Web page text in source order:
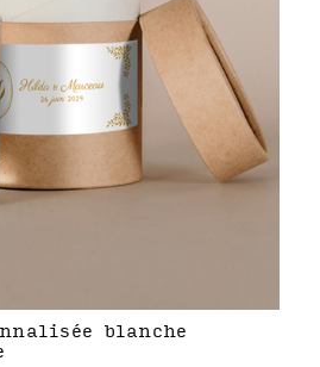
blanche